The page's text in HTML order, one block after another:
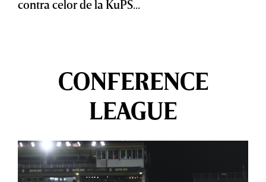
contra celor de la KuPS...
CONFERENCE
LEAGUE